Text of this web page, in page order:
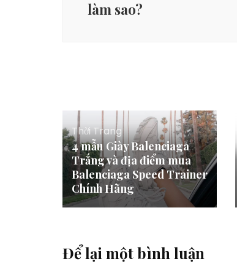
làm sao?
Thời Trang
4 mẫu Giày Balenciaga
Trắng và địa điểm mua
Balenciaga Speed Trainer
Chính Hãng
Để lại một bình luận